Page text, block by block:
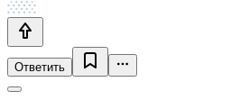
Ответить